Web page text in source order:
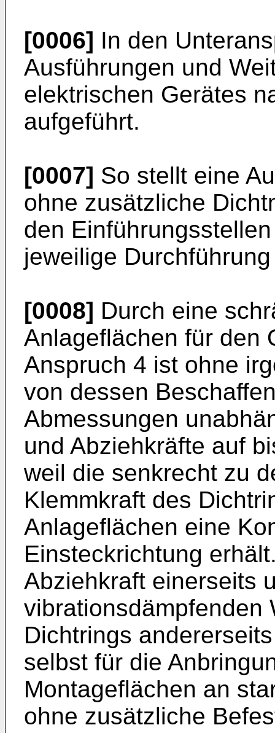
[0006] In den
Ausführungen und
elektrischen Gerätes
aufgeführt.
[0007] So stellt eine
ohne zusätzliche
den
jeweilige
[0008] Durch eine
Anlageflächen für den
Anspruch 4 ist ohne
von dessen
Abmessungen
und Abziehkräfte auf
weil die senkrecht zu
Klemmkraft des
Anlageflächen eine
Einsteckrichtung
Abziehkraft einerseits
vibrationsdämpfenden
Dichtrings
selbst für die
Montageflächen an
ohne zusätzliche